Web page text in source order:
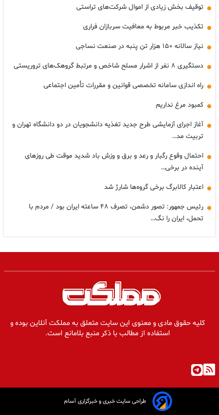
توقیف بخش زیادی از اموال شرکت‌های تراستی
تکذیب خبر مربوط به معافیت سربازان فراری
نیاز سالانه ۱۵۰ هزار تن پنبه در صنعت نساجی
دستگیری ۸ نفر از اشرار مسلح شاخص و مرتبط گروهک‌های تروریستی
راه اندازی سامانه تخصصی قوانین و مقررات تأمین اجتماعی
کمبود مرغ نداریم
آغاز اجرای آزمایشی طرح جدید تغذیه دانشجویان در دو دانشگاه تهران و
تربیت مد…
احتمال وقوع رگبار و رعد و برق و وزش باد شدید موقت طی روزهای
آینده در برخی…
اعتبار کالابرگ برخی گروه‌ها شارژ شد
رئیس جمهور: تصور دشمن، تصرف ۴۸ ساعته ایران بود / مردم با
تحمل، ایران را نگ…
کلیه حقوق مادی و معنوی این سایت متعلق به مملکت آنلاین بوده و
استفاده از مطالب با ذکر منبع بلامانع است.
طراحی سایت خبری و خبرگزاری آسام